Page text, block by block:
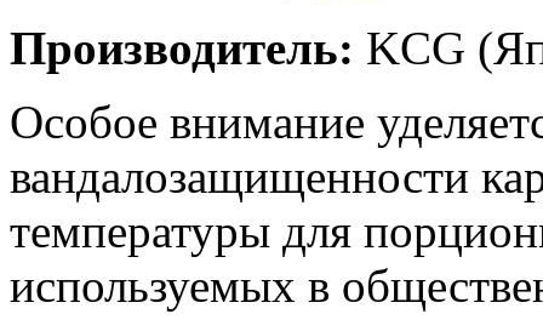
Производитель: KCG
Особое внимание
вандалозащищенности
температуры для
используемых в